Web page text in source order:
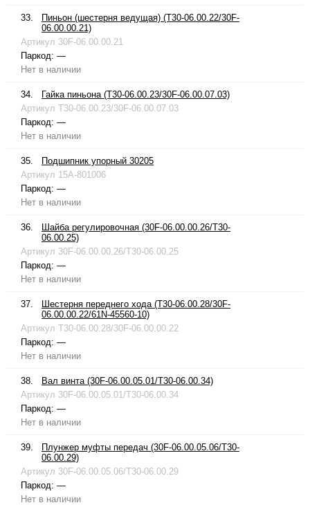
33.
Пиньон (шестерня ведущая) (T30-06.00.22/30F-
06.00.00.21)
Артикул 30F-06.00.00.21
Паркод: —
Нет в наличии
34.
Гайка пиньона (T30-06.00.23/30F-06.00.07.03)
Артикул T30-06.00.23/30F-06.00.07.03
Паркод: —
Нет в наличии
35.
Подшипник упорный 30205
Артикул 15A-801006
Паркод: —
Нет в наличии
36.
Шайба регулировочная (30F-06.00.00.26/T30-
06.00.25)
Артикул 30F-06.00.00.26/T30-06.00.25
Паркод: —
Нет в наличии
37.
Шестерня переднего хода (T30-06.00.28/30F-
06.00.00.22/61N-45560-10)
Артикул T30-06.00.28/30F-06.00.00.22
Паркод: —
Нет в наличии
38.
Вал винта (30F-06.00.05.01/T30-06.00.34)
Артикул 30F-06.00.05.01/T30-06.00.34
Паркод: —
Нет в наличии
39.
Плунжер муфты передач (30F-06.00.05.06/T30-
06.00.29)
Артикул 30F-06.00.05.06/T30-06.00.29
Паркод: —
Нет в наличии